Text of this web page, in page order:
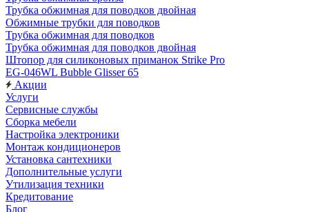
Трубка обжимная для поводков двойная
Обжимные трубки для поводков
Трубка обжимная для поводков
Трубка обжимная для поводков двойная
Штопор для силиконовых приманок Strike Pro
EG-046WL Bubble Glisser 65
Акции
Услуги
Сервисные службы
Сборка мебели
Настройка электроники
Монтаж кондиционеров
Установка сантехники
Дополнительные услуги
Утилизация техники
Кредитование
Блог